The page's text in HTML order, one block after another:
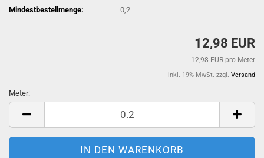
Mindestbestellmenge:
0,2
12,98 EUR
12,98 EUR pro Meter
inkl. 19% MwSt. zzgl. Versand
Meter:
Meter